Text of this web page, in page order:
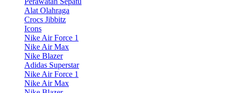
Alat Olahraga
Crocs Jibbitz
Icons
Nike Air Force 1
Nike Air Max
Nike Blazer
Adidas Superstar
Nike Air Force 1
Nike Air Max